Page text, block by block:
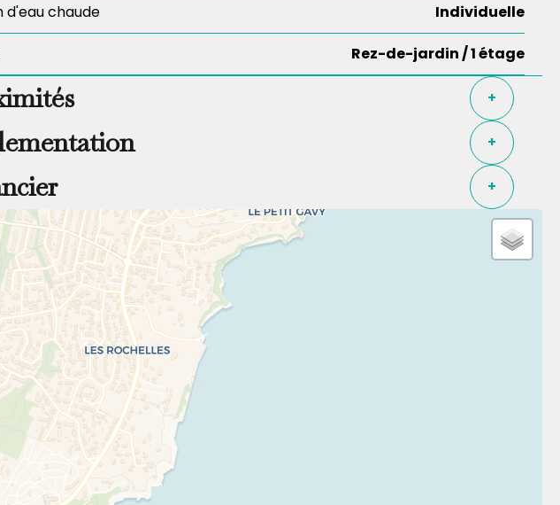
d'eau chaude Individuelle
Rez-de-jardin / 1 étage
+
+
+